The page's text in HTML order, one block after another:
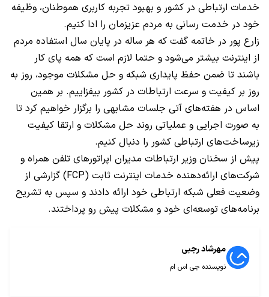
خدمات ارتباطی در کشور و بهبود تجربه کاربری‌ هموطنان، وظیفه
خود در خدمت رسانی به مردم عزیزمان را ادا کنیم.
زارع پور در خاتمه گفت که هر ساله در پایان سال استفاده مردم
از اینترنت بیشتر می‌شود و حتما لازم است که همه پای‌ کار
باشند تا ضمن حفظ پایداری شبکه و حل مشکلات موجود، روز به
روز بر کیفیت و سرعت ارتباطات در کشور بیفزاییم. بر همین
اساس در هفته‌های آتی جلسات مشابهی را برگزار خواهیم کرد تا
به صورت اجرایی و عملیاتی روند حل مشکلات و ارتقا کیفیت
زیرساخت‌های ارتباطی کشور را دنبال کنیم.
پیش از سخنان وزیر ارتباطات مدیران اپراتورهای تلفن همراه و
شرکت‌های ارائه‌دهنده خدمات اینترنت ثابت (FCP) گزارشی از
وضعیت فعلی شبکه ارتباطی خود ارائه دادند و سپس به تشریح
برنامه‌های توسعه‌ای خود و مشکلات پیش رو پرداختند.
مهرشاد رجبی
نویسنده جی اس ام